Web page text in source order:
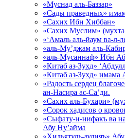
«Муснад аль-Баззар»
«Сады праведных»
«Сахих Ибн Хиббан»
«Сахих Муслим»
«‘Амаль аль-йаум ва-л-
«аль-Му’джам аль-
«аль-Мусаннаф» Ибн
«Китаб аз-Зухд»
«Китаб аз-Зухд» имама
«Радость сердец
ан-Насира ас-Са’ди.
«Сахих аль-Бухари»
«Сорок хадисов о
«Сыфату-н-нифакъ ва
Абу Ну’айма
«Хильятуль-аулияъ»